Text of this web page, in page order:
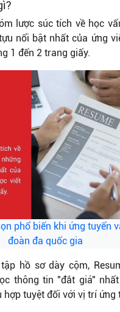
lược súc tích về học
nổi bật nhất của ứng
1 đến 2 trang giấy.
phổ biến khi ứng tuyển
đoàn đa quốc gia
hồ sơ dày cộm,
thông tin "đắt giá"
hợp tuyệt đối với vị trí ứng